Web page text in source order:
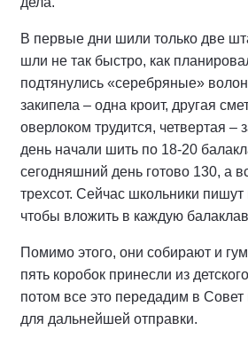
В первые дни шили только две
шли не так быстро, как
подтянулись «серебряные»
закипела – одна кроит, другая
оверлоком трудится, четвертая –
день начали шить по 18-20
сегодняшний день готово 130, а
трехсот. Сейчас школьники пишут
чтобы вложить в каждую
Помимо этого, они собирают и
пять коробок принесли из
потом все это передадим в Совет
для дальнейшей отправки.